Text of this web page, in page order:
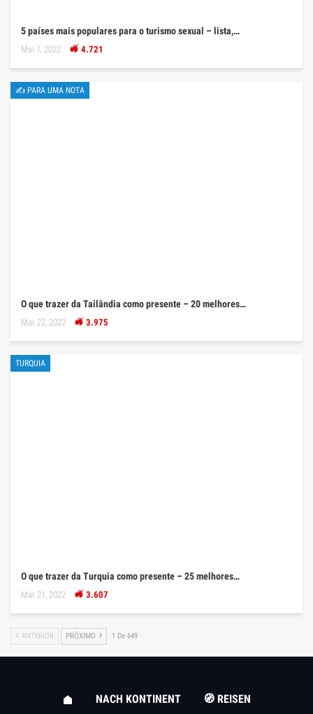
5 países mais populares para o turismo sexual – lista,…
Mai 7, 2022 4.721
✍ PARA UMA NOTA
O que trazer da Tailândia como presente – 20 melhores…
Mar 22, 2022 3.975
TURQUIA
O que trazer da Turquia como presente – 25 melhores…
Mar 21, 2022 3.607
ANTERIOR PRÓXIMO 1 De 649
NACH KONTINENT 🧭 REISEN